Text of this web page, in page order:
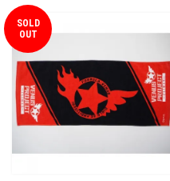
SOLD
OUT